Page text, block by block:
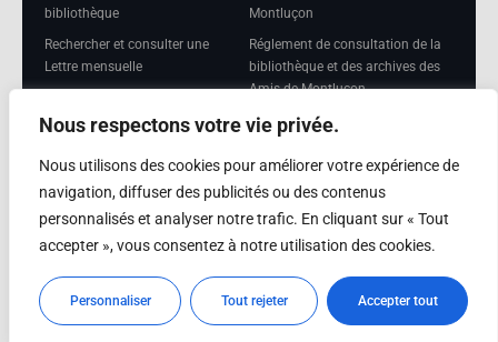
Nous respectons votre vie privée.
Nous utilisons des cookies pour améliorer votre expérience de
navigation, diffuser des publicités ou des contenus
personnalisés et analyser notre trafic. En cliquant sur « Tout
accepter », vous consentez à notre utilisation des cookies.
Personnaliser Tout rejeter Accepter tout
bibliothèque
Rechercher et consulter une
Lettre mensuelle
mensuelle
Montluçon
Réglement de consultation de la
bibliothèque et des archives des
Amis de Montluçon
Mentions légales
Adhérer